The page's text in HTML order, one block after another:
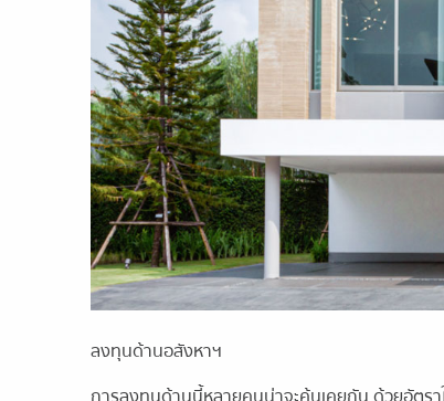
ลงทุนด้านอสังหาฯ
การลงทุนด้านนี้หลายคนน่าจะคุ้นเคยกัน ด้วยอัตร